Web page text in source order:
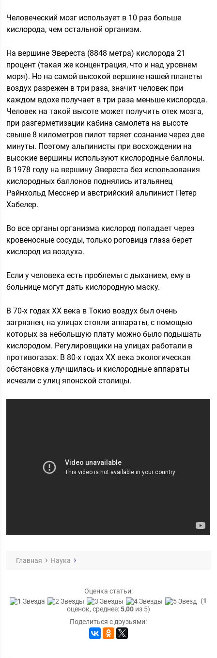
Человеческий мозг использует в 10 раз больше
кислорода, чем остальной организм.
На вершине Эвереста (8848 метра) кислорода 21
процент (такая же концентрация, что и над уровнем
моря). Но на самой высокой вершине нашей планеты
воздух разрежен в три раза, значит человек при
каждом вдохе получает в три раза меньше кислорода.
Человек на такой высоте может получить отек мозга,
при разгерметизации кабина самолета на высоте
свыше 8 километров пилот теряет сознание через две
минуты. Поэтому альпинисты при восхождении на
высокие вершины используют кислородные баллоны.
В 1978 году на вершину Эвереста без использования
кислородных баллонов поднялись итальянец
Райнхольд Месснер и австрийский альпинист Петер
Хабелер.
Во все органы организма кислород попадает через
кровеносные сосуды, только роговица глаза берет
кислород из воздуха.
Если у человека есть проблемы с дыханием, ему в
больнице могут дать кислородную маску.
В 70-х годах ХХ века в Токио воздух был очень
загрязнен, на улицах стояли аппараты, с помощью
которых за небольшую плату можно было подышать
кислородом. Регулировщики на улицах работали в
противогазах. В 80-х годах ХХ века экологическая
обстановка улучшилась и кислородные аппараты
исчезли с улиц японской столицы.
Главная Наука
Оценка статьи:
(1
оценок, среднее:5,00из 5)
Поделиться с друзьями: